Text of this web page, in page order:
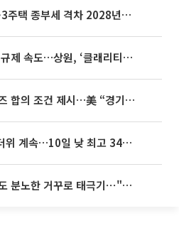
종부세 개편에도…1·3주택 종부세 격차 2028년부터 확대
미국, 가상자산 포괄 규제 속도…상원, ‘클래리티법’ 9월 절차투표 추진
이란, 미국에 호르무즈 합의 조건 제시…美 “경기 아직 안 끝나” [종합]
[내일 날씨] 전국 무더위 계속…10일 낮 최고 34도 육박
서경덕 교수, 김희철도 분노한 거꾸로 태극기⋯"엉터리는 아냐, 아쉬울 뿐"